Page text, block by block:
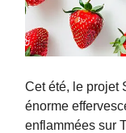
Cet été, le projet
énorme
enflammées sur